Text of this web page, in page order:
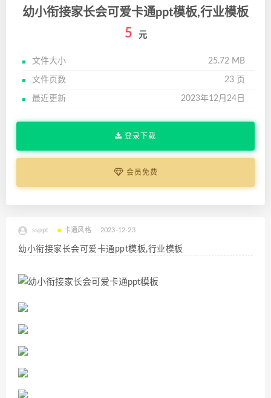
幼小衔接家长会可爱卡通ppt模板,行业模板
5 元
文件大小 25.72 MB
文件页数 23 页
最近更新 2023年12月24日
登录下载
会员免费
ssppt 卡通风格 2023-12-23
幼小衔接家长会可爱卡通ppt模板,行业模板